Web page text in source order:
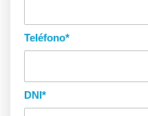
Teléfono*
DNI*